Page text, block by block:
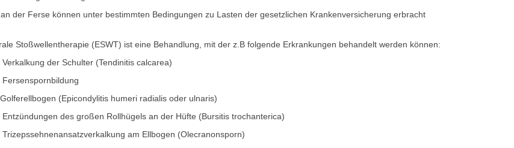
der Ferse können unter bestimmten Bedingungen zu Lasten der gesetzlichen Krankenversicherung erbracht
Stoßwellentherapie (ESWT) ist eine Behandlung, mit der z.B folgende Erkrankungen behandelt werden können:
der Schulter (Tendinitis calcarea)
(Epicondylitis humeri radialis oder ulnaris)
des großen Rollhügels an der Hüfte (Bursitis trochanterica)
am Ellbogen (Olecranonsporn)